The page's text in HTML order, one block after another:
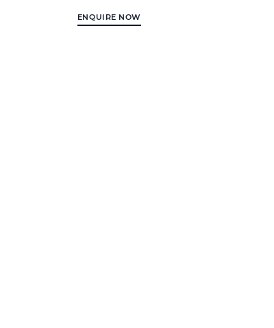
ENQUIRE NOW